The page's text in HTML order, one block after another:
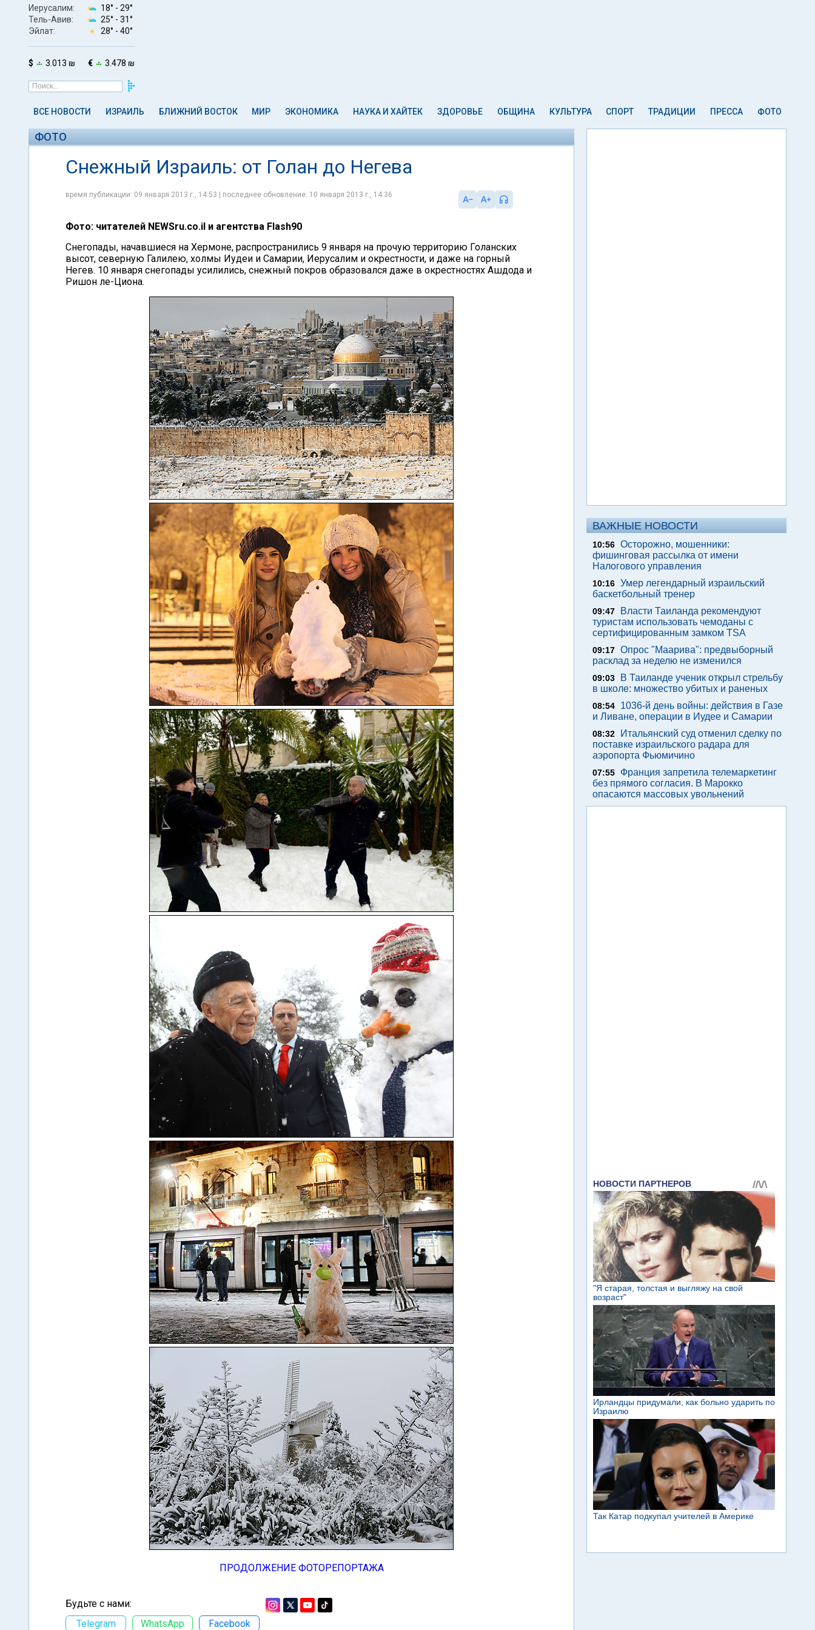
Иерусалим: 18° - 29°
Тель-Авив:
25° - 31°
Эйлат:
28° - 40°
$ 3.013 ₪ € 3.478 ₪
ВСЕ НОВОСТИ ИЗРАИЛЬ БЛИЖНИЙ ВОСТОК МИР ЭКОНОМИКА НАУКА И ХАЙТЕК ЗДОРОВЬЕ ОБЩИНА КУЛЬТУРА СПОРТ ТРАДИЦИИ ПРЕССА ФОТО
ФОТО
Снежный Израиль: от Голан до Негева
время публикации: 09 января 2013 г., 14:53 | последнее обновление: 10 января 2013 г., 14:36
Фото: читателей NEWSru.co.il и агентства Flash90
Снегопады, начавшиеся на Хермоне, распространились 9 января на прочую территорию Голанских
высот, северную Галилею, холмы Иудеи и Самарии, Иерусалим и окрестности, и даже на горный
Негев. 10 января снегопады усилились, снежный покров образовался даже в окрестностях Ашдода и
Ришон ле-Циона.
ПРОДОЛЖЕНИЕ ФОТОРЕПОРТАЖА
Будьте с нами:
Telegram
WhatsApp Facebook
ВАЖНЫЕ НОВОСТИ
10:56 Осторожно, мошенники:
фишинговая рассылка от имени
Налогового управления
10:16 Умер легендарный израильский
баскетбольный тренер
09:47
Власти Таиланда рекомендуют
туристам использовать чемоданы с
сертифицированным замком TSA
09:17 Опрос "Mаарива": предвыборный
расклад за неделю не изменился
09:03
В Таиланде ученик открыл стрельбу
в школе: множество убитых и раненых
08:54
1036-й день войны: действия в Газе
и Ливане, операции в Иудее и Самарии
08:32
Итальянский суд отменил сделку по
поставке израильского радара для
аэропорта Фьюмичино
07:55
Франция запретила телемаркетинг
без прямого согласия. В Марокко
опасаются массовых увольнений